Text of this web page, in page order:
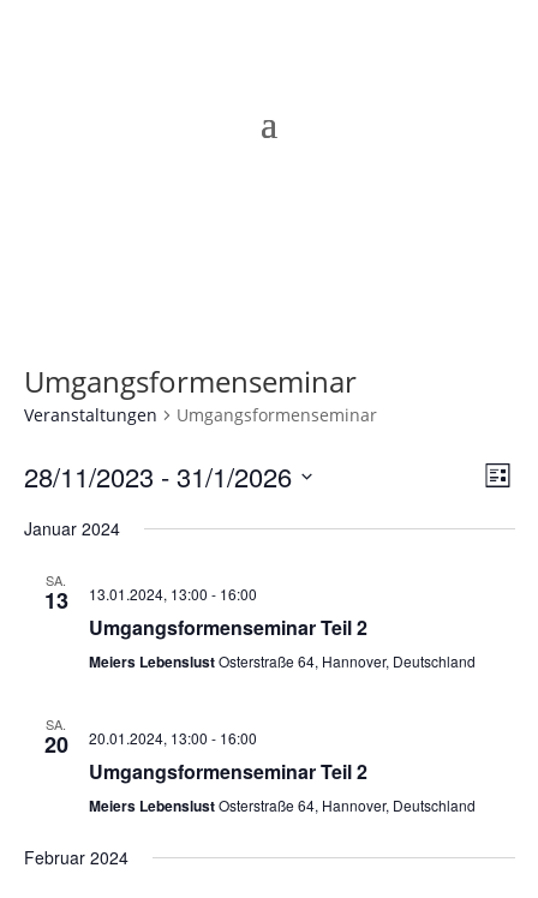
Umgangsformenseminar
Veranstaltungen Umgangsformenseminar
Liste
28/11/2023 - 31/1/2026
wählen.
Januar 2024
SA.
13 13.01.2024, 13:00 - 16:00
Umgangsformenseminar Teil 2
Meiers LebenslustOsterstraße 64, Hannover, Deutschland
SA.
20 20.01.2024, 13:00 - 16:00
Umgangsformenseminar Teil 2
Meiers LebenslustOsterstraße 64, Hannover, Deutschland
Februar 2024